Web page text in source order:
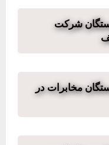
شرکت
مخابرات در